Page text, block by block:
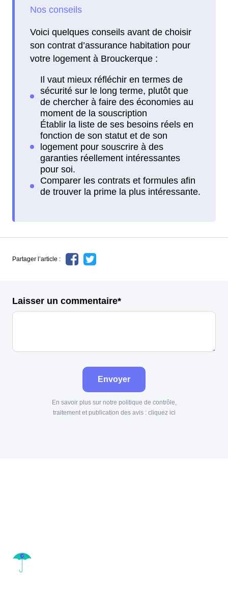
Voici quelques conseils avant de choisir
son contrat d’assurance habitation pour
votre logement à Brouckerque :
Partager l’article :
Laisser un commentaire*
Envoyer
En savoir plus sur notre politique de contrôle,
traitement et publication des avis : cliquez ici